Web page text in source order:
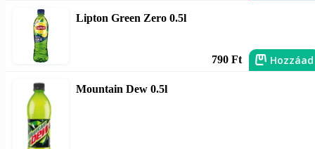
Lipton Green Zero 0.5l
790 Ft Hozzáad
Mountain Dew 0.5l